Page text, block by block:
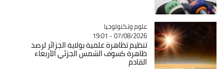
Catégorie
علوم وتكنولوجيا
07/08/2026 - 19:01
تنظيم تظاهرة علمية بولاية الجزائر لرصد
ظاهرة كسوف الشمس الجزئي الأربعاء
القادم